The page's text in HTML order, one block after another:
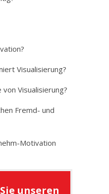
Visualisierung?
Visualisierung?
Fremd- und
Motivation
unseren